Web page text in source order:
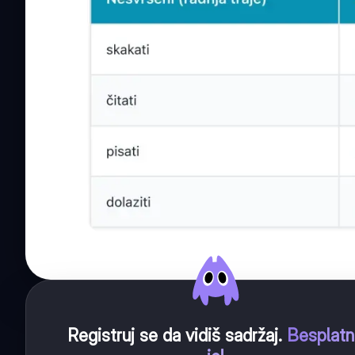
Registruj se da vidiš sadržaj.